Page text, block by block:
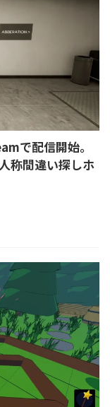
で配信開始。
称間違い探しホ